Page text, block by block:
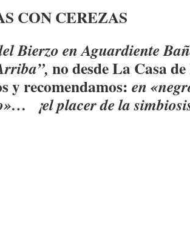
CON CEREZAS
Bierzo en Aguardiente
no desde La Casa
y recomendamos: en
¡el placer de la